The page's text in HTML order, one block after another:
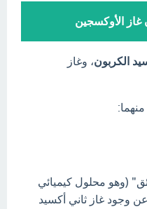
غاز الأوكسجين
الكربون، وغاز
(وهو محلول كيميائي
وجود غاز ثاني أكسيد